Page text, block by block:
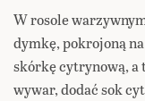
W rosole
dymkę, pokrojoną
skórkę cytrynową,
wywar, dodać sok